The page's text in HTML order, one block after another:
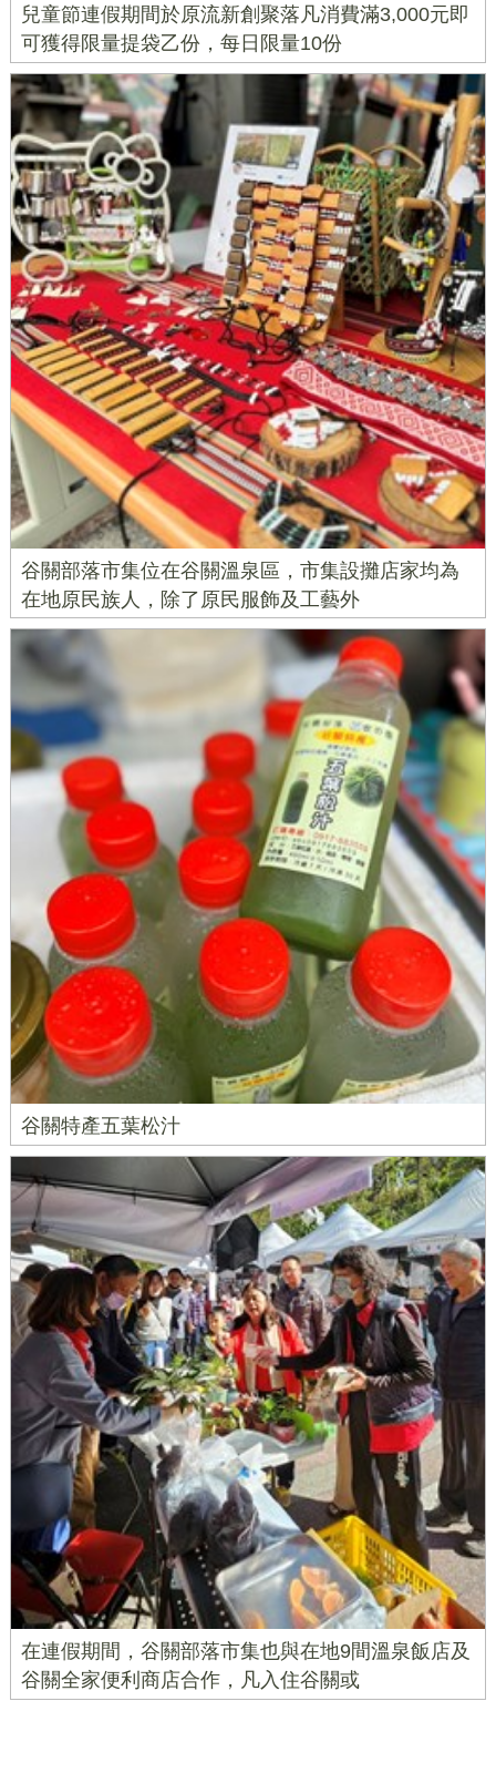
兒童節連假期間於原流新創聚落凡消費滿3,000元即
可獲得限量提袋乙份，每日限量10份
谷關部落市集位在谷關溫泉區，市集設攤店家均為
在地原民族人，除了原民服飾及工藝外
谷關特產五葉松汁
在連假期間，谷關部落市集也與在地9間溫泉飯店及
谷關全家便利商店合作，凡入住谷關或